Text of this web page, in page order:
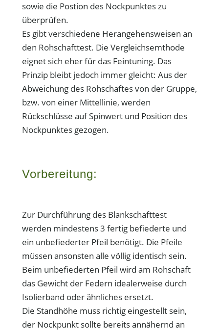
sowie die Postion des Nockpunktes zu
überprüfen.
Es gibt verschiedene Herangehensweisen an
den Rohschafttest. Die Vergleichsemthode
eignet sich eher für das Feintuning. Das
Prinzip bleibt jedoch immer gleicht: Aus der
Abweichung des Rohschaftes von der Gruppe,
bzw. von einer Mittellinie, werden
Rückschlüsse auf Spinwert und Position des
Nockpunktes gezogen.
Vorbereitung:
Zur Durchführung des Blankschafttest
werden mindestens 3 fertig befiederte und
ein unbefiederter Pfeil benötigt. Die Pfeile
müssen ansonsten alle völlig identisch sein.
Beim unbefiederten Pfeil wird am Rohschaft
das Gewicht der Federn idealerweise durch
Isolierband oder ähnliches ersetzt.
Die Standhöhe muss richtig eingestellt sein,
der Nockpunkt sollte bereits annähernd an